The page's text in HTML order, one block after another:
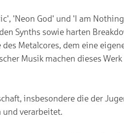
'Neon God' und 'I am
Synths sowie harten
Metalcores, dem eine
Musik machen dieses
insbesondere die der
und verarbeitet.